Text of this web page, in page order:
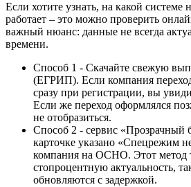
Если хотите узнать, на какой системе
работает – это можно проверить
важный нюанс: данные не всегда
времени.
Способ 1 - Скачайте свежую
(ЕГРИП). Если компания
сразу при регистрации, вы
Если же переход оформлялся
не отобразиться.
Способ 2 - сервис «Прозрачный
карточке указано «Спецрежим
компания на ОСНО. Этот метод
стопроцентную актуальность,
обновляются с задержкой.